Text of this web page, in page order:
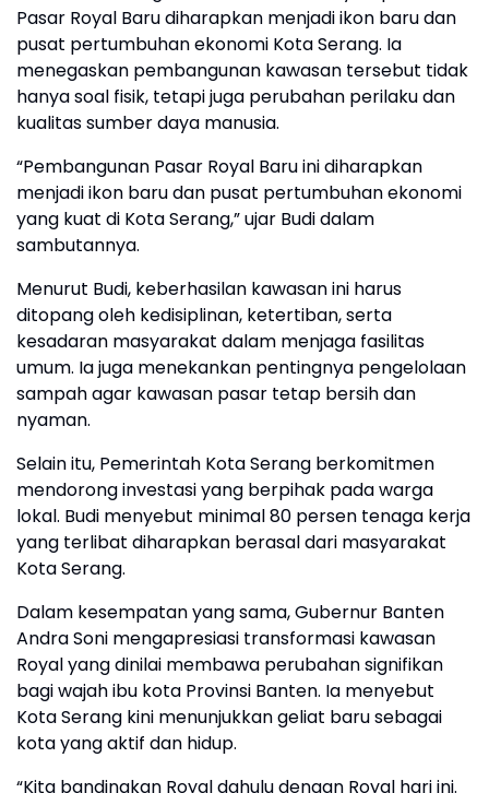
Pasar Royal Baru diharapkan menjadi ikon baru dan
pusat pertumbuhan ekonomi Kota Serang. Ia
menegaskan pembangunan kawasan tersebut tidak
hanya soal fisik, tetapi juga perubahan perilaku dan
kualitas sumber daya manusia.
“Pembangunan Pasar Royal Baru ini diharapkan
menjadi ikon baru dan pusat pertumbuhan ekonomi
yang kuat di Kota Serang,” ujar Budi dalam
sambutannya.
Menurut Budi, keberhasilan kawasan ini harus
ditopang oleh kedisiplinan, ketertiban, serta
kesadaran masyarakat dalam menjaga fasilitas
umum. Ia juga menekankan pentingnya pengelolaan
sampah agar kawasan pasar tetap bersih dan
nyaman.
Selain itu, Pemerintah Kota Serang berkomitmen
mendorong investasi yang berpihak pada warga
lokal. Budi menyebut minimal 80 persen tenaga kerja
yang terlibat diharapkan berasal dari masyarakat
Kota Serang.
Dalam kesempatan yang sama, Gubernur Banten
Andra Soni mengapresiasi transformasi kawasan
Royal yang dinilai membawa perubahan signifikan
bagi wajah ibu kota Provinsi Banten. Ia menyebut
Kota Serang kini menunjukkan geliat baru sebagai
kota yang aktif dan hidup.
“Kita bandingkan Royal dahulu dengan Royal hari ini.